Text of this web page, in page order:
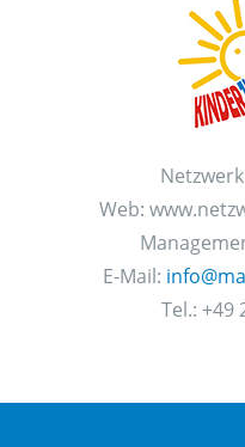
Web:
E-Mail:
Tel.: +49